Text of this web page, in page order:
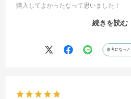
購入してよかったなって思いました！
続きを読む
参考になった